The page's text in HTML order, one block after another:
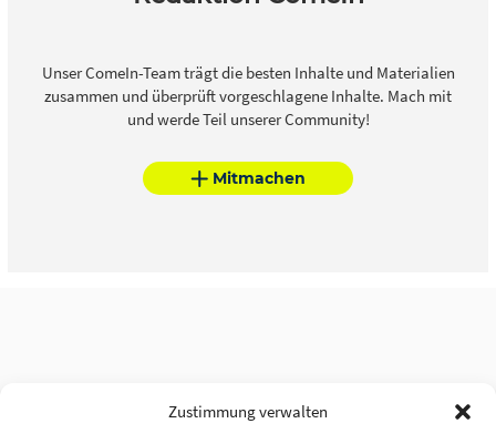
Zustimmung verwalten
Unser ComeIn-Team trägt die besten Inhalte und Materialien
zusammen und überprüft vorgeschlagene Inhalte. Mach mit
und werde Teil unserer Community!
Mitmachen